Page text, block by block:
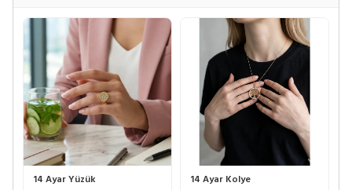
14 Ayar Yüzük 14 Ayar Kolye